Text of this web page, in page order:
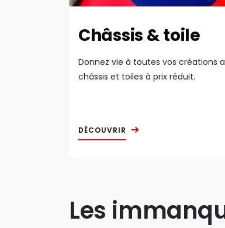
Châssis & toile
Donnez vie à toutes vos créations
châssis et toiles à prix réduit.
DÉCOUVRIR
Les